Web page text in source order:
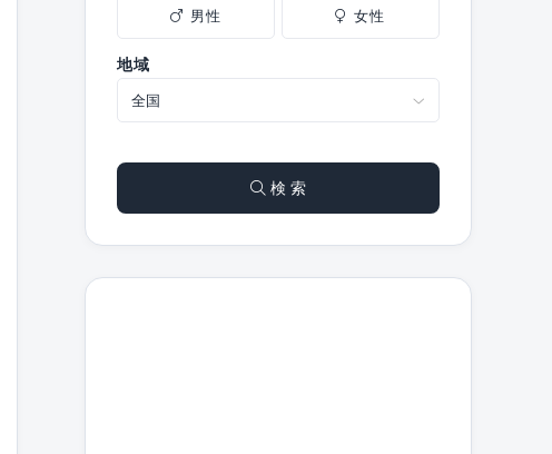
男性 女性
地域
検 索